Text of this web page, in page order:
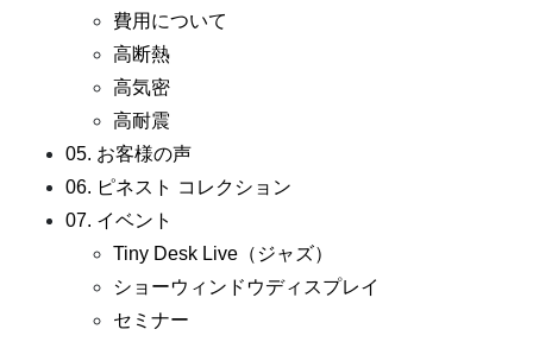
費用について
高断熱
高気密
高耐震
05. お客様の声
06. ピネスト コレクション
07. イベント
Tiny Desk Live（ジャズ）
ショーウィンドウディスプレイ
セミナー